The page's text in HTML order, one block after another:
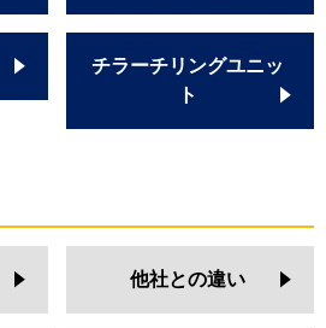
チラーチリングユニッ
ト
他社との違い